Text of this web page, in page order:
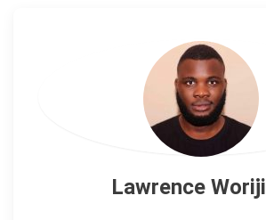
Lawrence Woriji